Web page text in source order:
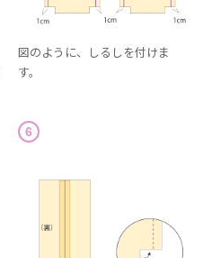
図のように、しるしを付けま
す。
6